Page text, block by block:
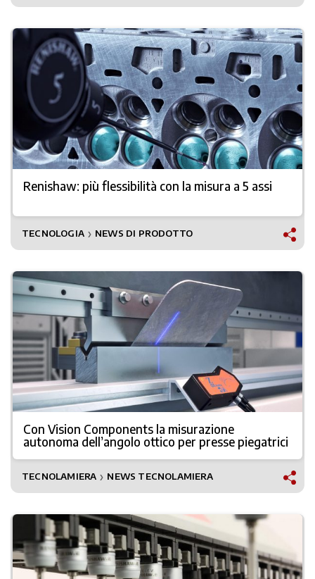
Renishaw: più flessibilità con la misura a 5 assi
TECNOLOGIA ❯ NEWS DI PRODOTTO
Con Vision Components la misurazione
autonoma dell’angolo ottico per presse piegatrici
TECNOLAMIERA ❯ NEWS TECNOLAMIERA